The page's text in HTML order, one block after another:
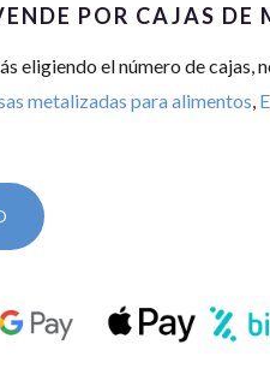
POR CAJAS DE
eligiendo el número de cajas,
metalizadas para alimentos